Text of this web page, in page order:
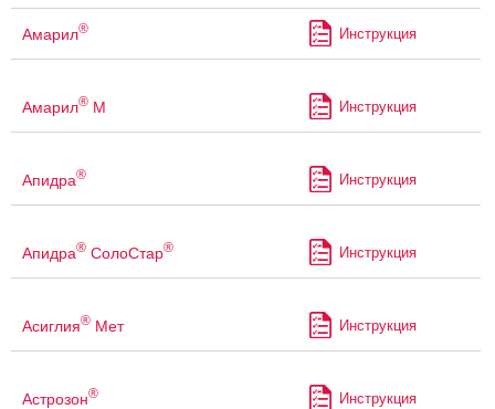
Амарил® Инструкция
Амарил® М Инструкция
Апидра® Инструкция
Апидра® СолоСтар® Инструкция
Асиглия® Мет Инструкция
Астрозон® Инструкция